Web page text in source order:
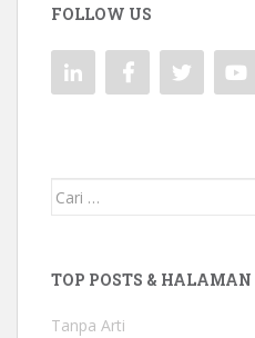
FOLLOW US
Mencari:
TOP POSTS & HALAMAN
Tanpa Arti